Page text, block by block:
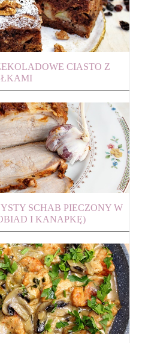
CIASTO Z
SCHAB PIECZONY W
I KANAPKĘ)